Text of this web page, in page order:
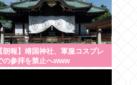
【朗報】靖国神社、軍服コスプレ
の参拝を禁止へwww